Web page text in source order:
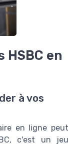
HSBC en
à vos
en ligne peut
c'est un jeu